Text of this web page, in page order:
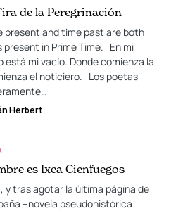
de la Peregrinación
present and time past are both
present in Prime Time. En mi
está mi vacío. Donde comienza la
el noticiero. Los poetas
Herbert
es Ixca Cienfuegos
y tras agotar la última página de
–novela pseudohistórica